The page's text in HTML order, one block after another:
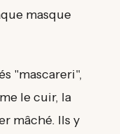
masque
"mascareri",
le cuir, la
mâché. Ils y